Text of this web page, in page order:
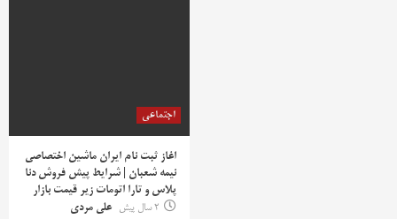
اجتماعی
اغاز ثبت نام ایران ماشین اختصاصی
نیمه شعبان | شرایط پیش فروش دنا
پلاس و تارا اتومات زیر قیمت بازار
2 سال پیش
علی مردی